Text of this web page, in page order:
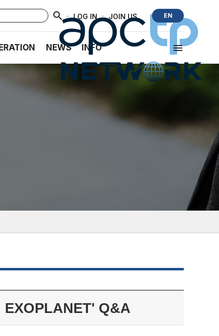
· LOG IN · JOIN US EN
NEWS INFO
EXOPLANET' Q&A